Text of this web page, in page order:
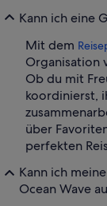
Kann ich eine
Mit dem
Organisation
Ob du mit
koordinierst,
über
perfekten
Kann ich
Ocean Wave